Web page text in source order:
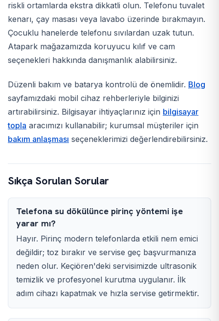
riskli ortamlarda ekstra dikkatli olun. Telefonu tuvalet
kenarı, çay masası veya lavabo üzerinde bırakmayın.
Çocuklu hanelerde telefonu sıvılardan uzak tutun.
Atapark mağazamızda koruyucu kılıf ve cam
seçenekleri hakkında danışmanlık alabilirsiniz.
Düzenli bakım ve batarya kontrolü de önemlidir. Blog
sayfamızdaki mobil cihaz rehberleriyle bilginizi
artırabilirsiniz. Bilgisayar ihtiyaçlarınız için bilgisayar
topla aracımızı kullanabilir; kurumsal müşteriler için
bakım anlaşması seçeneklerimizi değerlendirebilirsiniz.
Sıkça Sorulan Sorular
Telefona su dökülünce pirinç yöntemi işe
yarar mı?
Hayır. Pirinç modern telefonlarda etkili nem emici
değildir; toz bırakır ve servise geç başvurmanıza
neden olur. Keçiören'deki servisimizde ultrasonik
temizlik ve profesyonel kurutma uygulanır. İlk
adım cihazı kapatmak ve hızla servise getirmektir.